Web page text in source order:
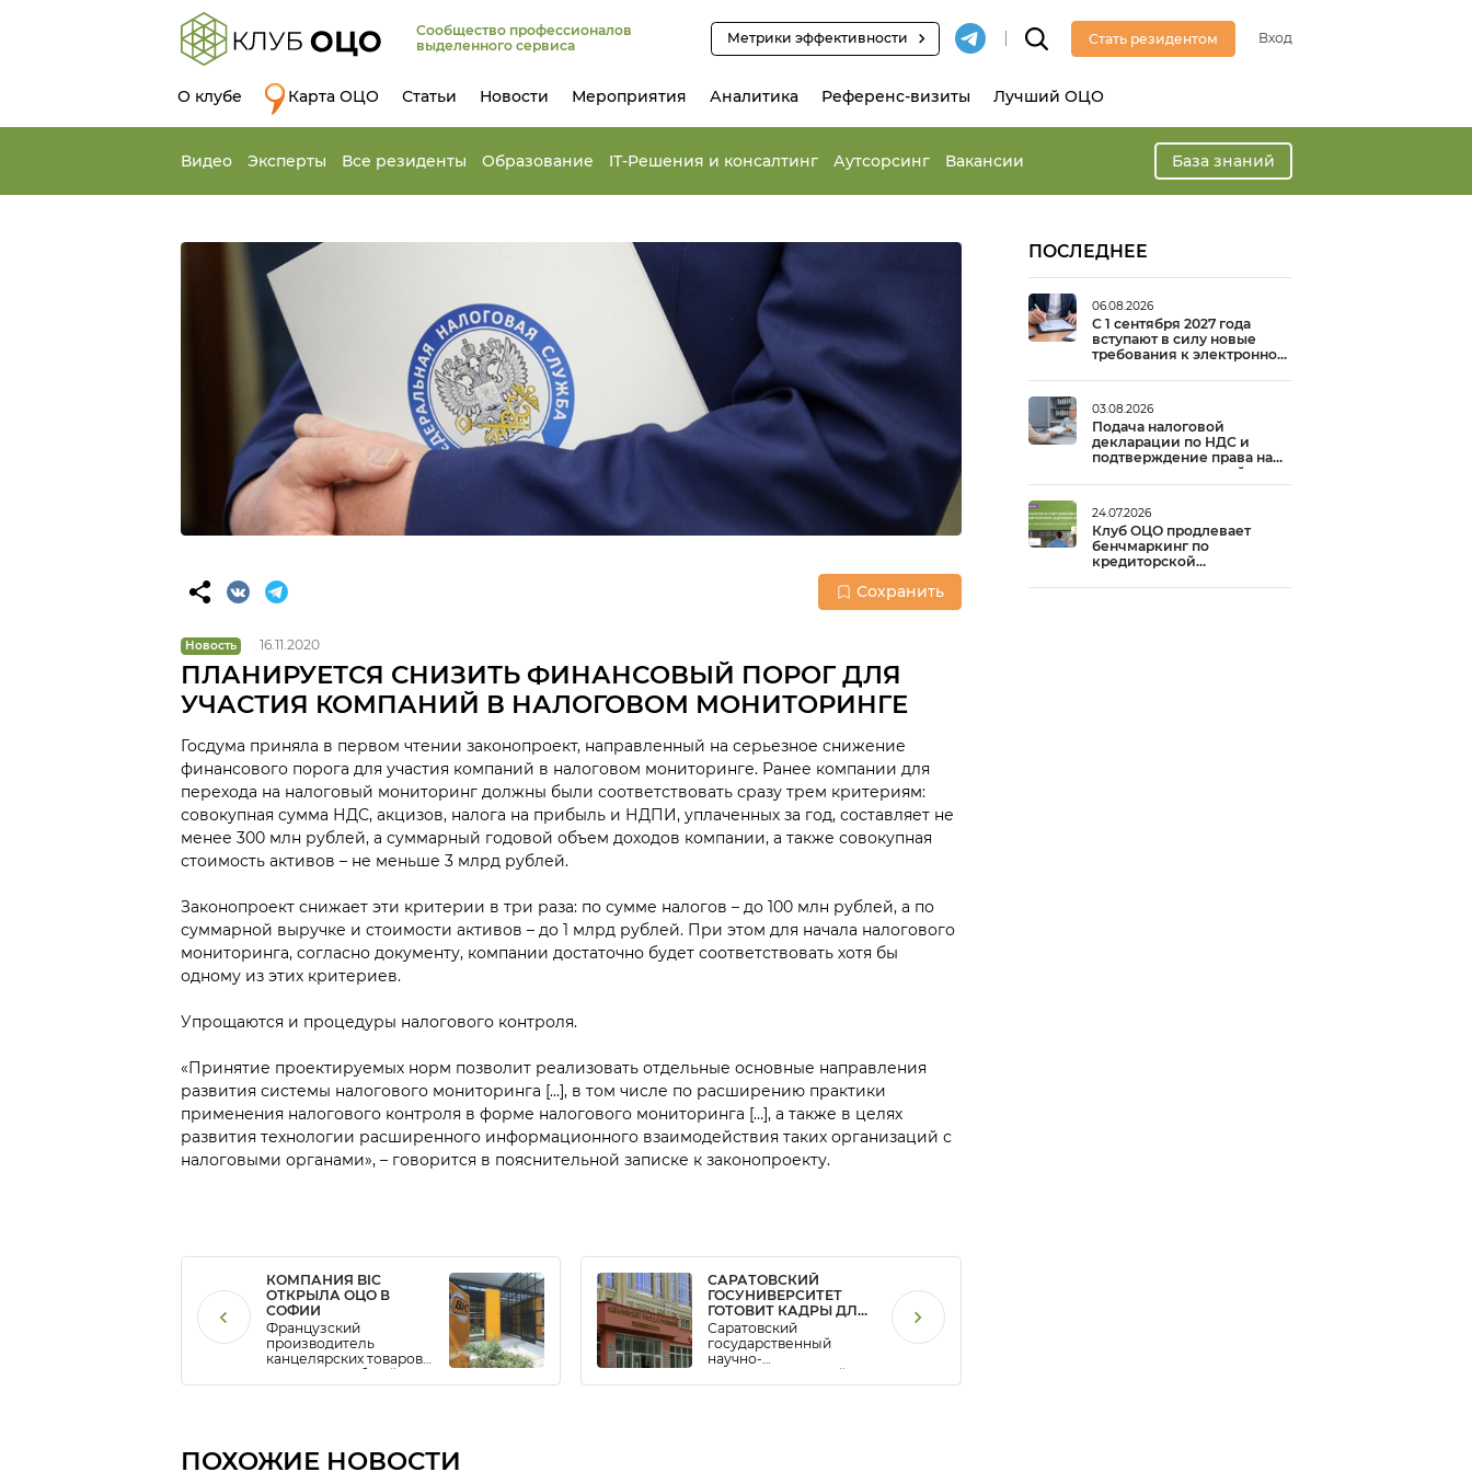
Сообщество профессионалов
выделенного сервиса
Метрики эффективности Стать резидентом Вход
О клубе Карта ОЦО Статьи Новости Мероприятия Аналитика Референс-визиты Лучший ОЦО
Видео Эксперты Все резиденты Образование IT-Решения и консалтинг Аутсорсинг Вакансии База знаний
Сохранить
Новость 16.11.2020
ПЛАНИРУЕТСЯ СНИЗИТЬ ФИНАНСОВЫЙ ПОРОГ ДЛЯ
УЧАСТИЯ КОМПАНИЙ В НАЛОГОВОМ МОНИТОРИНГЕ
Госдума приняла в первом чтении законопроект, направленный на серьезное снижение
финансового порога для участия компаний в налоговом мониторинге. Ранее компании для
перехода на налоговый мониторинг должны были соответствовать сразу трем критериям:
совокупная сумма НДС, акцизов, налога на прибыль и НДПИ, уплаченных за год, составляет не
менее 300 млн рублей, а суммарный годовой объем доходов компании, а также совокупная
стоимость активов – не меньше 3 млрд рублей.
Законопроект снижает эти критерии в три раза: по сумме налогов – до 100 млн рублей, а по
суммарной выручке и стоимости активов – до 1 млрд рублей. При этом для начала налогового
мониторинга, согласно документу, компании достаточно будет соответствовать хотя бы
одному из этих критериев.
Упрощаются и процедуры налогового контроля.
«Принятие проектируемых норм позволит реализовать отдельные основные направления
развития системы налогового мониторинга […], в том числе по расширению практики
применения налогового контроля в форме налогового мониторинга […], а также в целях
развития технологии расширенного информационного взаимодействия таких организаций с
налоговыми органами», – говорится в пояснительной записке к законопроекту.
КОМПАНИЯ BIC
ОТКРЫЛА ОЦО В
СОФИИ
Французский
производитель
канцелярских товаров
BIC открыл Общий
центр обслуживания в
нанять 230
сотрудников. BIC также
САРАТОВСКИЙ
ГОСУНИВЕРСИТЕТ
ГОТОВИТ КАДРЫ ДЛЯ
РАБОТЫ В
«НОРНИКЕЛЬ-ОЦО»
Саратовский
государственный
научно-
исследовательский
университет им.
ПОСЛЕДНЕЕ
06.08.2026
С 1 сентября 2027 года
вступают в силу новые
требования к электронной
03.08.2026
Подача налоговой
декларации по НДС и
подтверждение права на
вычет: практический опыт
24.07.2026
Клуб ОЦО продлевает
бенчмаркинг по
кредиторской
августа
ПОХОЖИЕ НОВОСТИ